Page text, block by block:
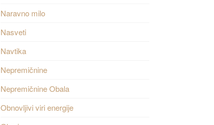
Naravno milo
Nasveti
Navtika
Nepremičnine
Nepremičnine Obala
Obnovljivi viri energije